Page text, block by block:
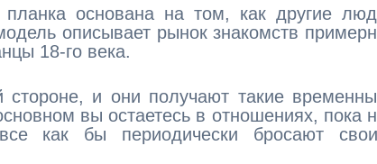
основана на том, как другие
описывает рынок знакомств
18-го века.
стороне, и они получают такие
вы остаетесь в отношениях, пока
как бы периодически бросают